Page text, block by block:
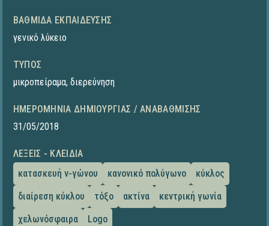
ΒΑΘΜΊΔΑ ΕΚΠΑΊΔΕΥΣΗΣ
γενικό λύκειο
ΤΎΠΟΣ
μικροπείραμα, διερεύνηση
ΗΜΕΡΟΜΗΝΊΑ ΔΗΜΙΟΥΡΓΊΑΣ / ΑΝΑΒΆΘΜΙΣΗΣ
31/05/2018
ΛΈΞΕΙΣ - ΚΛΕΙΔΙΆ
κατασκευή ν-γώνου
κανονικό πολύγωνο
κύκλος
διαίρεση κύκλου
τόξο ακτίνα
κεντρική γωνία
χελωνόσφαιρα
Logo